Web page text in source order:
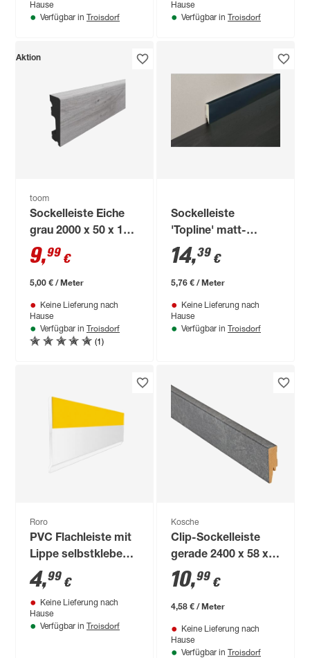
Hause
Verfügbar in Troisdorf
Hause
Verfügbar in Troisdorf
Aktion
toom
Sockelleiste Eiche
grau 2000 x 50 x 15
mm
9,99 €
5,00 € / Meter
Keine Lieferung nach
Hause
Verfügbar in Troisdorf
(1)
Sockelleiste
'Topline' matt-
schwarz 2500 x 58 x
16 mm
14,39 €
5,76 € / Meter
Keine Lieferung nach
Hause
Verfügbar in Troisdorf
Roro
PVC Flachleiste mit
Lippe selbstklebend
weiß 100 x 30 cm
4,99 €
Keine Lieferung nach
Hause
Verfügbar in Troisdorf
Kosche
Clip-Sockelleiste
gerade 2400 x 58 x
16 mm Ölschiefer
10,99 €
4,58 € / Meter
Keine Lieferung nach
Hause
Verfügbar in Troisdorf